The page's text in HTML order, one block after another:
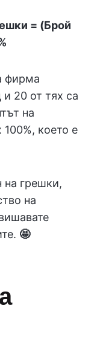
= (Брой
фирма
20 от тях са
на
което е
на грешки,
на
🤩